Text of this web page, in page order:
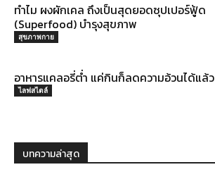
ทำไม ผงผักเคล ถึงเป็นสุดยอดซุปเปอร์ฟู้ด
(Superfood) บำรุงสุขภาพ
สุขภาพกาย
อาหารแคลอรี่ต่ำ แค่กินก็ลดความอ้วนได้แล้ว
ไลฟสไตล์
บทความล่าสุด